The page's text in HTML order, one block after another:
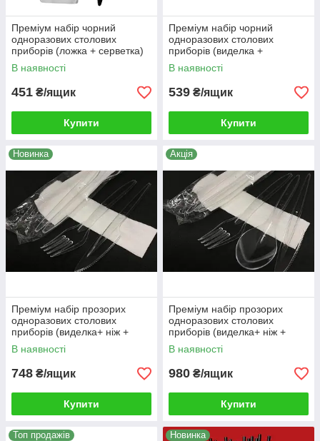
Преміум набір чорний
одноразових столових
приборів (ложка + серветка)
упаковка 200шт
В наявності
451 ₴/ящик
Купити
Преміум набір чорний
одноразових столових
приборів (виделка +
серветка) упаковка 200шт
В наявності
539 ₴/ящик
Купити
Новинка
Преміум набір прозорих
одноразових столових
приборів (виделка+ ніж +
серветка) упаковка 200шт
В наявності
748 ₴/ящик
Купити
Акція
Преміум набір прозорих
одноразових столових
приборів (виделка+ ніж +
ложка + серветка) упаковка
200шт
В наявності
980 ₴/ящик
Купити
Топ продажів Новинка